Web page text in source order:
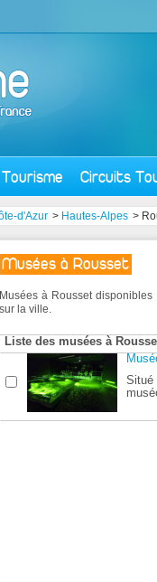
Tourisme Circuits
d'Azur > Hautes-Alpes >
Musées à Rousset
Musées à Rousset
sur la ville.
Liste des musées à
Situé